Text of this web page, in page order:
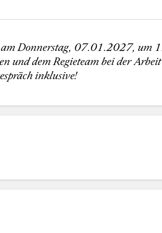
Donnerstag, 07.01.2027, um
und dem Regieteam bei der
inklusive!